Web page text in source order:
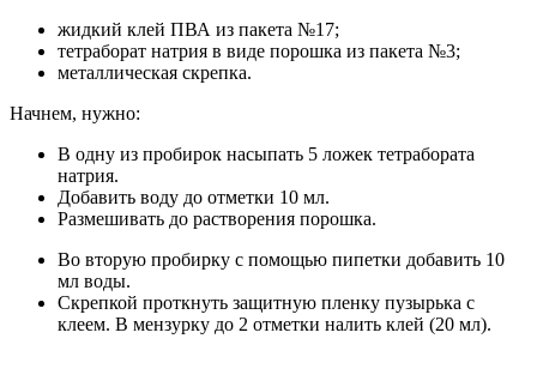
жидкий клей ПВА из пакета №17;
тетраборат натрия в виде порошка из пакета №3;
металлическая скрепка.
Начнем, нужно:
В одну из пробирок насыпать 5 ложек тетрабората
натрия.
Добавить воду до отметки 10 мл.
Размешивать до растворения порошка.
Во вторую пробирку с помощью пипетки добавить 10
мл воды.
Скрепкой проткнуть защитную пленку пузырька с
клеем. В мензурку до 2 отметки налить клей (20 мл).